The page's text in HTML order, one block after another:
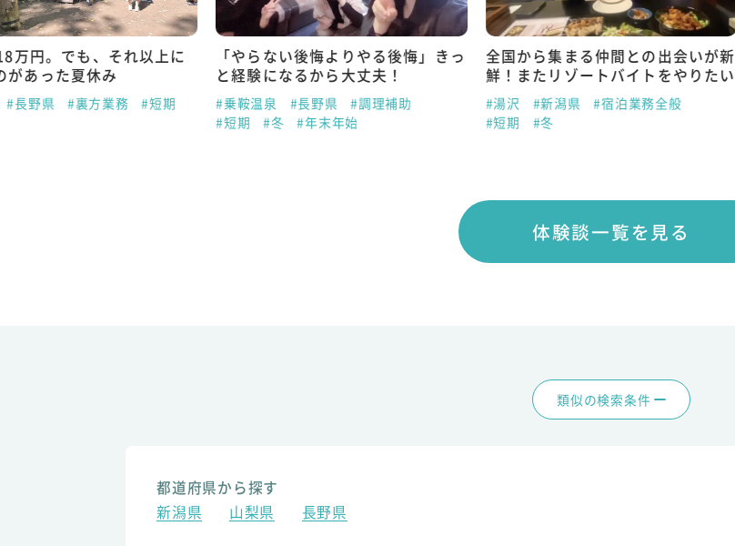
万円。でも、それ以上に
があった夏休み
#長野県 #裏方業務 #短期
「やらない後悔よりやる後悔」きっ
と経験になるから大丈夫！
#乗鞍温泉 #長野県
#調理補助
#短期
#冬 #年末年始
全国から集まる仲間との出会いが新
鮮！またリゾートバイトをやりたい
#湯沢 #新潟県
#宿泊業務全般
#短期
#冬
体験談一覧を見る
類似の検索条件
都道府県から探す
新潟県
山梨県 長野県